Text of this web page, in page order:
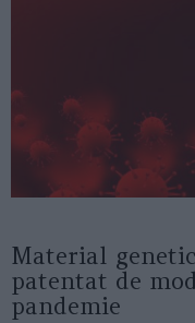
Material
patentat de
pandemie